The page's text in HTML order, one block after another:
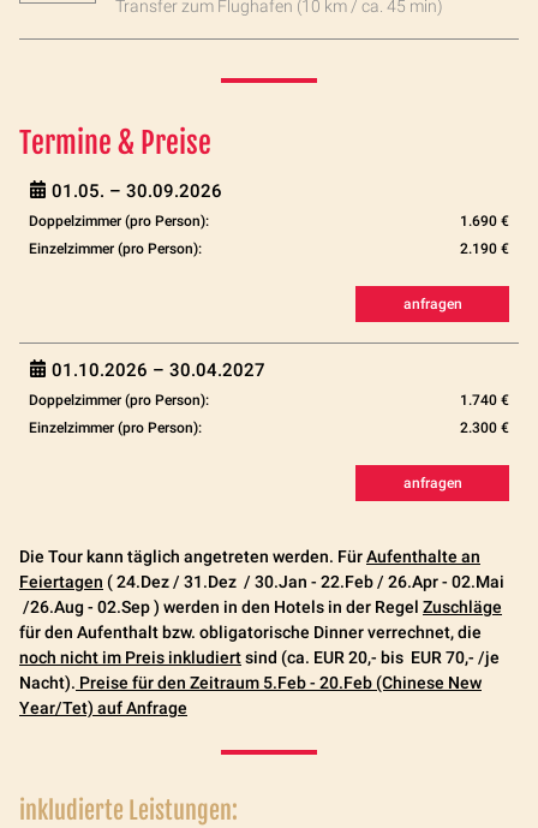
Transfer zum Flughafen (10 km / ca. 45 min)
Termine & Preise
01.05. – 30.09.2026
Doppelzimmer (pro Person):
1.690 €
Einzelzimmer (pro Person):
2.190 €
anfragen
01.10.2026 – 30.04.2027
Doppelzimmer (pro Person):
1.740 €
Einzelzimmer (pro Person):
2.300 €
anfragen
Die Tour kann täglich angetreten werden. FürAufenthalte an
Feiertagen ( 24.Dez / 31.Dez / 30.Jan - 22.Feb / 26.Apr - 02.Mai
/26.Aug - 02.Sep ) werden in den Hotels in der Regel Zuschläge
für den Aufenthalt bzw. obligatorische Dinner verrechnet, die
noch nicht im Preis inkludiertsind (ca. EUR 20,- bis EUR 70,- /je
Nacht). Preise für den Zeitraum 5.Feb - 20.Feb (Chinese New
Year/Tet) auf Anfrage
inkludierte Leistungen: